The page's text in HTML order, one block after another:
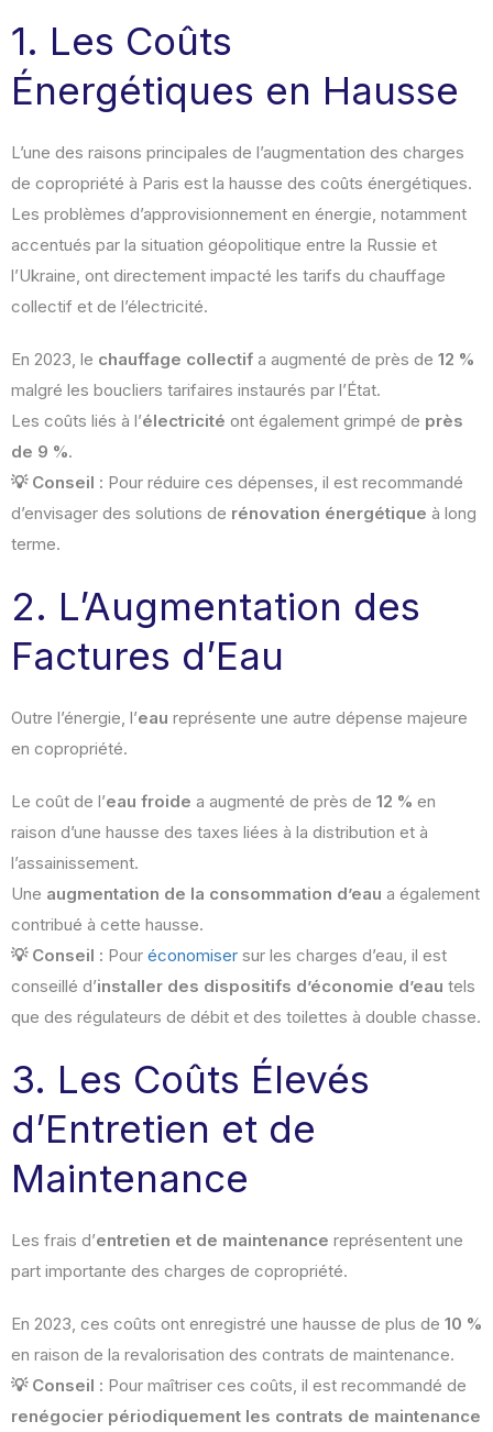
1. Les Coûts
Énergétiques en Hausse
L’une des raisons principales de l’augmentation des charges
de copropriété à Paris est la hausse des coûts énergétiques.
Les problèmes d’approvisionnement en énergie, notamment
accentués par la situation géopolitique entre la Russie et
l’Ukraine, ont directement impacté les tarifs du chauffage
collectif et de l’électricité.
En 2023, le chauffage collectif a augmenté de près de 12 %
malgré les boucliers tarifaires instaurés par l’État.
Les coûts liés à l’électricité ont également grimpé de près
de 9 %.
💡 Conseil : Pour réduire ces dépenses, il est recommandé
d’envisager des solutions de rénovation énergétique à long
terme.
2. L’Augmentation des
Factures d’Eau
Outre l’énergie, l’eau représente une autre dépense majeure
en copropriété.
Le coût de l’eau froide a augmenté de près de 12 % en
raison d’une hausse des taxes liées à la distribution et à
l’assainissement.
Une augmentation de la consommation d’eau a également
contribué à cette hausse.
💡 Conseil : Pour économiser sur les charges d’eau, il est
conseillé d’installer des dispositifs d’économie d’eau tels
que des régulateurs de débit et des toilettes à double chasse.
3. Les Coûts Élevés
d’Entretien et de
Maintenance
Les frais d’entretien et de maintenance représentent une
part importante des charges de copropriété.
En 2023, ces coûts ont enregistré une hausse de plus de 10 %
en raison de la revalorisation des contrats de maintenance.
💡 Conseil : Pour maîtriser ces coûts, il est recommandé de
renégocier périodiquement les contrats de maintenance